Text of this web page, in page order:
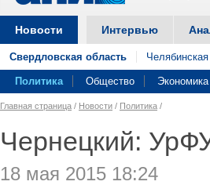
Новости Интервью
Свердловская область
Политика Общество Экономика
Главная страница / Новости / Политика /
Чернецкий:
18 мая 2015 18:24